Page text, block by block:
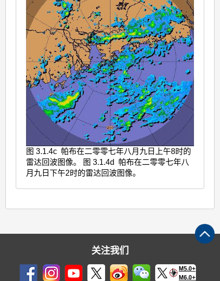
图 3.1.4c 帕布在二零零七年八月九日上午8时的
雷达回波图像。 图 3.1.4d 帕布在二零零七年八
月九日下午2时的雷达回波图像。
关注我们
M5.0+
M6.0+